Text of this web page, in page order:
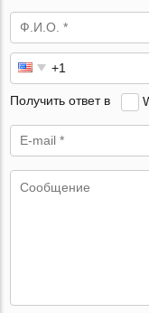
Получить ответ в